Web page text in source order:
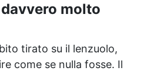
molto
tirato su il lenzuolo,
come se nulla fosse. Il